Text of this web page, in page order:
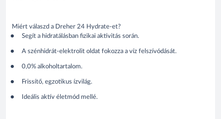
Miért válaszd a Dreher 24 Hydrate-et?
Segít a hidratálásban fizikai aktivitás során.
A szénhidrát-elektrolit oldat fokozza a víz felszívódását.
0,0% alkoholtartalom.
Frissítő, egzotikus ízvilág.
Ideális aktív életmód mellé.